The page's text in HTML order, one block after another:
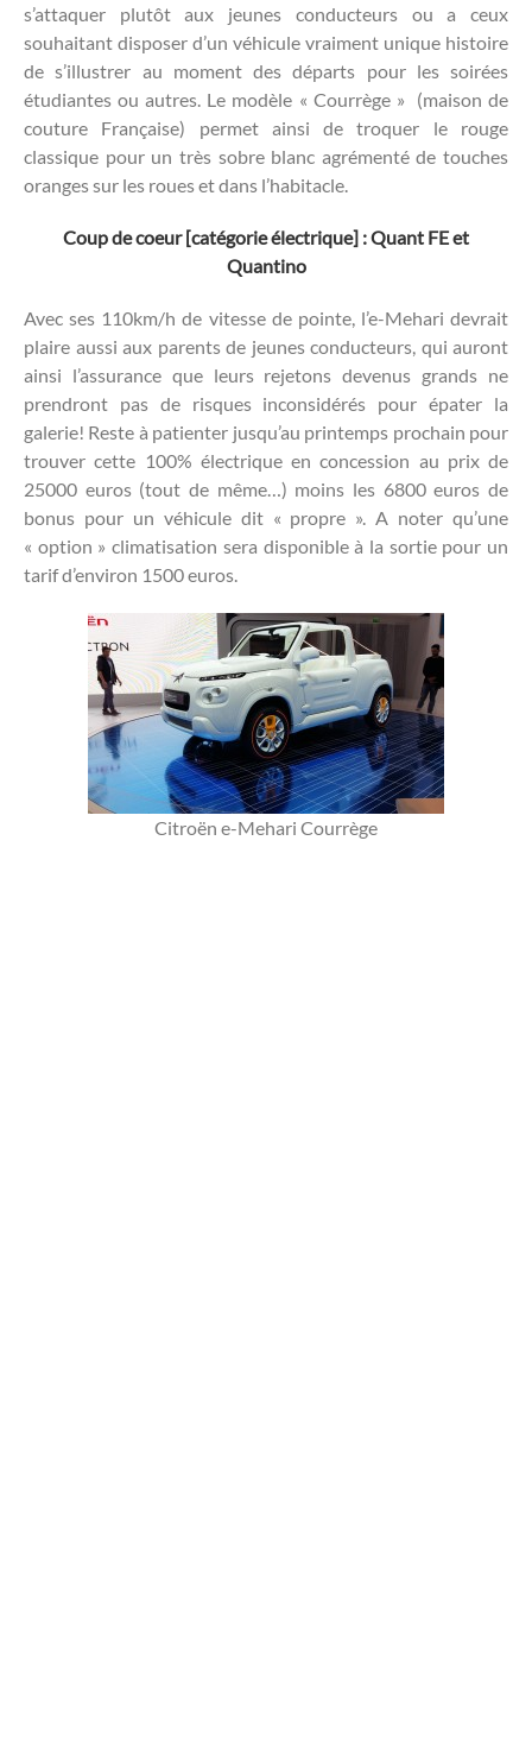
s’attaquer plutôt aux jeunes conducteurs ou a ceux
souhaitant disposer d’un véhicule vraiment unique histoire
de s’illustrer au moment des départs pour les soirées
étudiantes ou autres. Le modèle « Courrège » (maison de
couture Française) permet ainsi de troquer le rouge
classique pour un très sobre blanc agrémenté de touches
oranges sur les roues et dans l’habitacle.
Coup de coeur [catégorie électrique] : Quant FE et
Quantino
Avec ses 110km/h de vitesse de pointe, l’e-Mehari devrait
plaire aussi aux parents de jeunes conducteurs, qui auront
ainsi l’assurance que leurs rejetons devenus grands ne
prendront pas de risques inconsidérés pour épater la
galerie! Reste à patienter jusqu’au printemps prochain pour
trouver cette 100% électrique en concession au prix de
25000 euros (tout de même…) moins les 6800 euros de
bonus pour un véhicule dit « propre ». A noter qu’une
« option » climatisation sera disponible à la sortie pour un
tarif d’environ 1500 euros.
Citroën e-Mehari Courrège